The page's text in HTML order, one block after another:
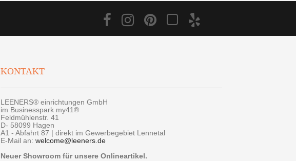
KONTAKT
LEENERS® einrichtungen GmbH
im Businesspark my41®
Feldmühlenstr. 41
D- 58099 Hagen
A1 - Abfahrt 87 | direkt im Gewerbegebiet Lennetal
E-Mail an: welcome@leeners.de
Neuer Showroom für unsere Onlineartikel.